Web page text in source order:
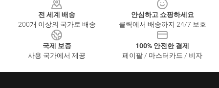
전 세계 배송
200개 이상의 국가로 배송
안심하고 쇼핑하세요
클릭에서 배송까지 24/7 보호
국제 보증
사용 국가에서 제공
100% 안전한 결제
페이팔 / 마스터카드 / 비자